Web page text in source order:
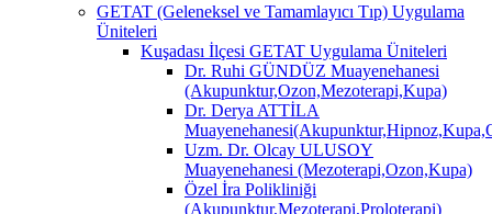
GETAT (Geleneksel ve Tamamlayıcı Tıp) Uygulama
Üniteleri
Kuşadası İlçesi GETAT Uygulama Üniteleri
Dr. Ruhi GÜNDÜZ Muayenehanesi
(Akupunktur,Ozon,Mezoterapi,Kupa)
Dr. Derya ATTİLA
Uzm. Dr. Olcay ULUSOY
Muayenehanesi (Mezoterapi,Ozon,Kupa)
Özel İra Polikliniği
(Akupunktur,Mezoterapi,Proloterapi)